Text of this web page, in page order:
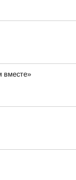
вместе»